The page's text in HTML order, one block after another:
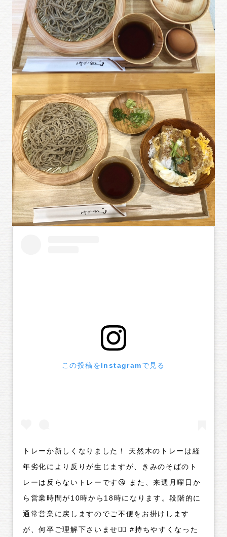
この投稿をInstagramで見る
トレーか新しくなりました！ 天然木のトレーは経
年劣化により反りが生じますが、きみのそばのト
レーは反らないトレーです😘 また、来週月曜日か
ら営業時間が10時から18時になります。段階的に
通常営業に戻しますのでご不便をお掛けします
が、何卒ご理解下さいませ🙇‍♂️ #持ちやすくなった